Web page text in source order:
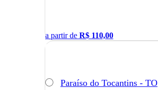
a partir de R$ 110,00
Paraíso do Tocantins - TO